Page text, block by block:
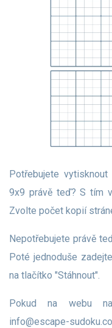
Potřebujete vytisknout list A4 se 6 prázdnými sudokusy
9x9 právě teď? S tím
Zvolte počet kopií
Nepotřebujete právě teď tisknout prázdnou mřížku sudoku?
Poté jednoduše
na tlačítko "Stáhnout".
Pokud na webu
info@escape-